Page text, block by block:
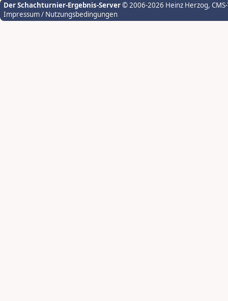
Der Schachturnier-Ergebnis-Server© 2006-2026 Heinz Herzog,
Impressum / Nutzungsbedingungen